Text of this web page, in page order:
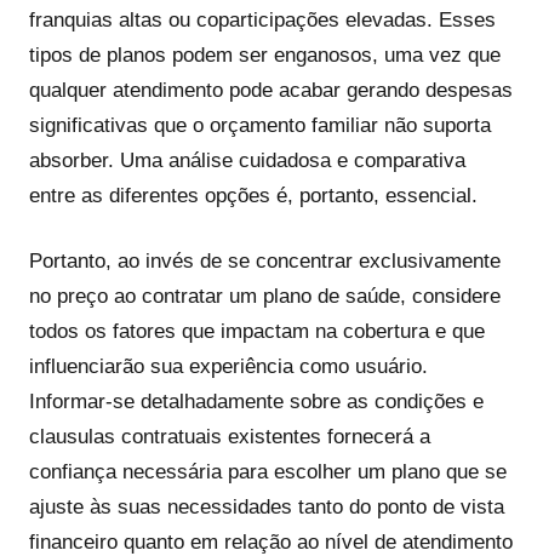
franquias altas ou coparticipações elevadas. Esses
tipos de planos podem ser enganosos, uma vez que
qualquer atendimento pode acabar gerando despesas
significativas que o orçamento familiar não suporta
absorber. Uma análise cuidadosa e comparativa
entre as diferentes opções é, portanto, essencial.
Portanto, ao invés de se concentrar exclusivamente
no preço ao contratar um plano de saúde, considere
todos os fatores que impactam na cobertura e que
influenciarão sua experiência como usuário.
Informar-se detalhadamente sobre as condições e
clausulas contratuais existentes fornecerá a
confiança necessária para escolher um plano que se
ajuste às suas necessidades tanto do ponto de vista
financeiro quanto em relação ao nível de atendimento